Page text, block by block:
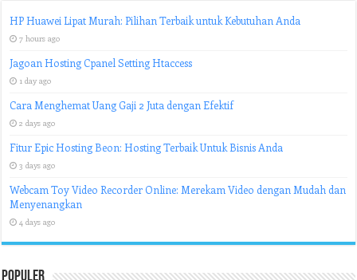
HP Huawei Lipat Murah: Pilihan Terbaik untuk Kebutuhan Anda
7 hours ago
Jagoan Hosting Cpanel Setting Htaccess
1 day ago
Cara Menghemat Uang Gaji 2 Juta dengan Efektif
2 days ago
Fitur Epic Hosting Beon: Hosting Terbaik Untuk Bisnis Anda
3 days ago
Webcam Toy Video Recorder Online: Merekam Video dengan Mudah dan
Menyenangkan
4 days ago
Populer